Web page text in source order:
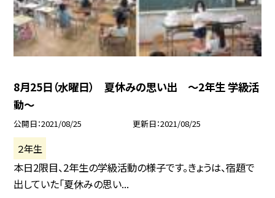
8月25日（水曜日） 夏休みの思い出 〜2年生 学級活
動〜
公開日 2021/08/25 更新日 2021/08/25
２年生
本日2限目、2年生の学級活動の様子です。きょうは、宿題で
出していた「夏休みの思い...